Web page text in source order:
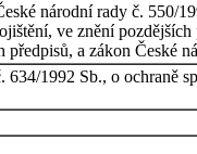
národní rady č. 550/
ve znění
a zákon České
1992 Sb., o ochraně